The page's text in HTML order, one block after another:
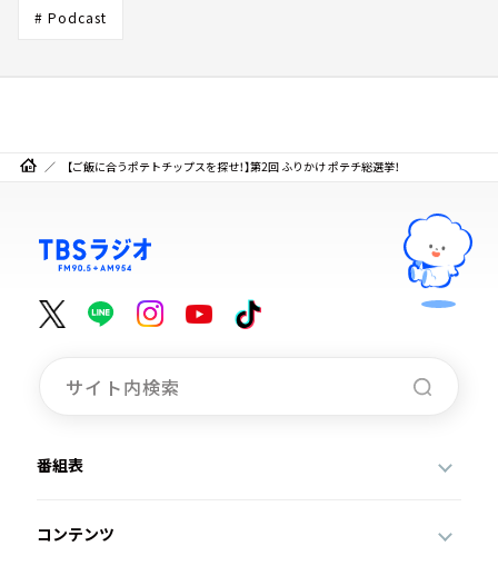
# Podcast
【ご飯に合うポテトチップスを探せ！】第2回 ふりかけ ポテチ総選挙！
番組表
コンテンツ